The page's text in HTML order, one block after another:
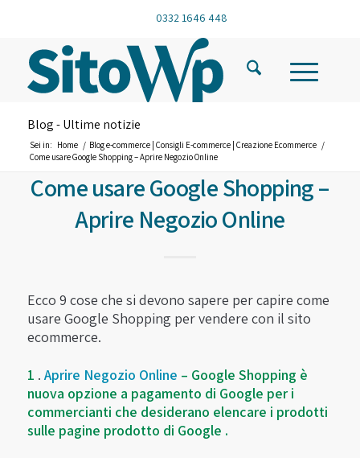
0332 1646 448
Blog - Ultime notizie
Sei in: Home / Blog e-commerce | Consigli E-commerce | Creazione Ecommerce /
Come usare Google Shopping – Aprire Negozio Online
Come usare Google Shopping –
Aprire Negozio Online
Ecco 9 cose che si devono sapere per capire come
usare Google Shopping per vendere con il sito
ecommerce.
1 . Aprire Negozio Online – Google Shopping è
nuova opzione a pagamento di Google per i
commercianti che desiderano elencare i prodotti
sulle pagine prodotto di Google .